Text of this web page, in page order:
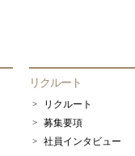
リクルート
リクルート
募集要項
社員インタビュー